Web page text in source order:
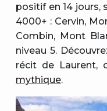
positif en 14 jours,
4000+ : Cervin,
Combin, Mont
niveau 5.
récit de Laurent,
mythique.